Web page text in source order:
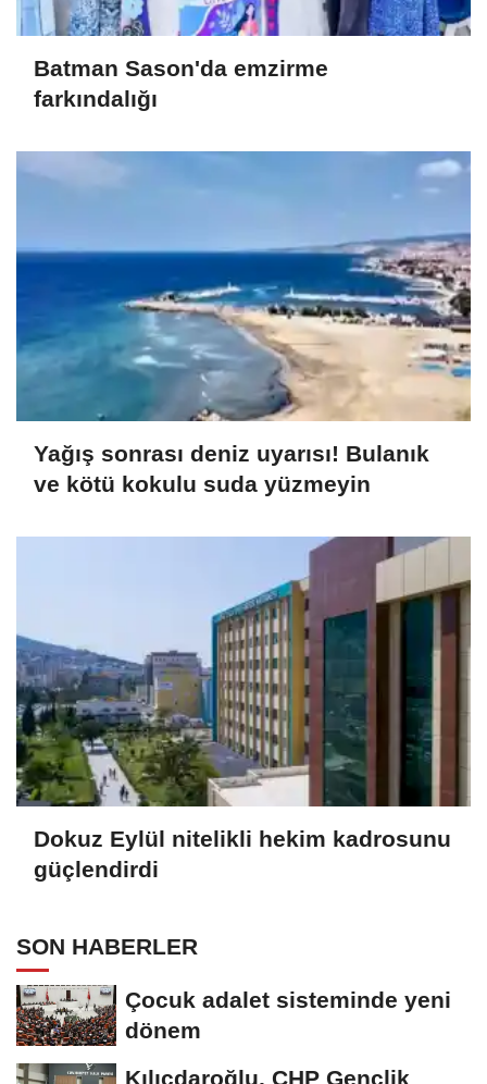
Batman Sason'da emzirme
farkındalığı
Yağış sonrası deniz uyarısı! Bulanık
ve kötü kokulu suda yüzmeyin
Dokuz Eylül nitelikli hekim kadrosunu
güçlendirdi
SON HABERLER
Çocuk adalet sisteminde yeni
dönem
Kılıçdaroğlu, CHP Gençlik